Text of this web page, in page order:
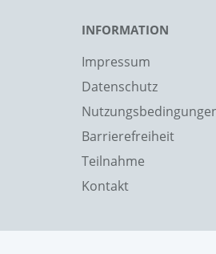
INFORMATION
Impressum
Datenschutz
Barrierefreiheit
Teilnahme
Kontakt